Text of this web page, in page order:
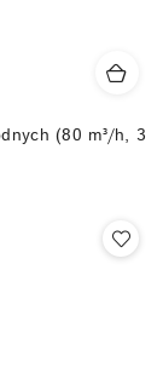
(80 m³/h, 3